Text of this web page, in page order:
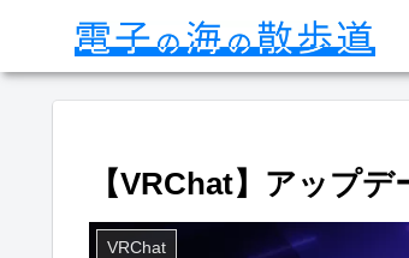
【VRChat】アップ
VRChat